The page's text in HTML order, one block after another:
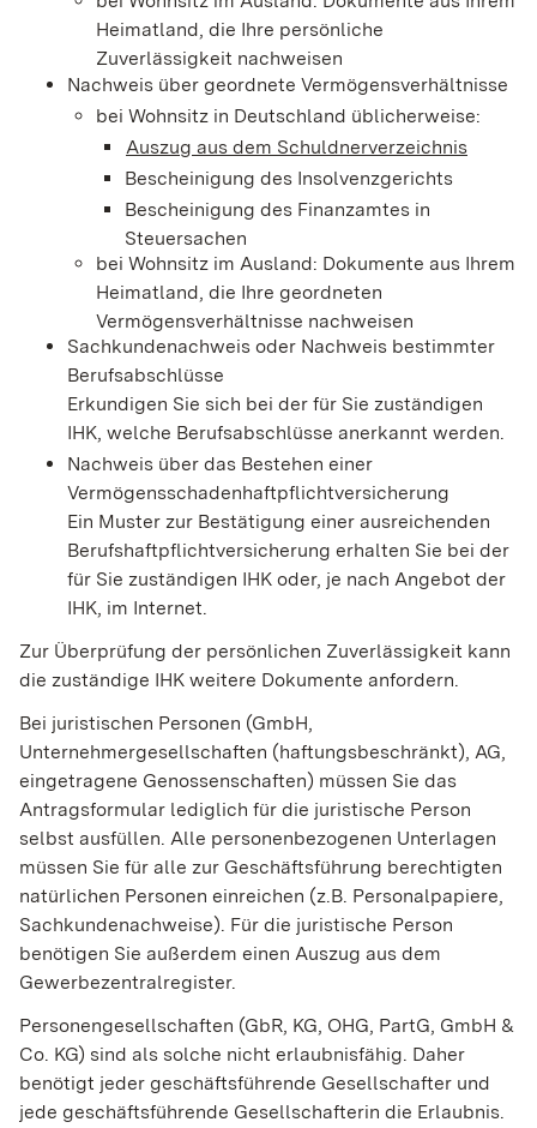
Heimatland, die Ihre persönliche
Zuverlässigkeit nachweisen
Nachweis über geordnete Vermögensverhältnisse
bei Wohnsitz in Deutschland üblicherweise:
Auszug aus dem Schuldnerverzeichnis
Bescheinigung des Insolvenzgerichts
Bescheinigung des Finanzamtes in
Steuersachen
bei Wohnsitz im Ausland: Dokumente aus Ihrem
Heimatland, die Ihre geordneten
Vermögensverhältnisse nachweisen
Sachkundenachweis oder Nachweis bestimmter
Berufsabschlüsse
Erkundigen Sie sich bei der für Sie zuständigen
IHK, welche Berufsabschlüsse anerkannt werden.
Nachweis über das Bestehen einer
Vermögensschadenhaftpflichtversicherung
Ein Muster zur Bestätigung einer ausreichenden
Berufshaftpflichtversicherung erhalten Sie bei der
für Sie zuständigen IHK oder, je nach Angebot der
IHK, im Internet.
Zur Überprüfung der persönlichen Zuverlässigkeit kann
die zuständige IHK weitere Dokumente anfordern.
Bei juristischen Personen (GmbH,
Unternehmergesellschaften (haftungsbeschränkt), AG,
eingetragene Genossenschaften) müssen Sie das
Antragsformular lediglich für die juristische Person
selbst ausfüllen. Alle personenbezogenen Unterlagen
müssen Sie für alle zur Geschäftsführung berechtigten
natürlichen Personen einreichen (z.B. Personalpapiere,
Sachkundenachweise). Für die juristische Person
benötigen Sie außerdem einen Auszug aus dem
Gewerbezentralregister.
Personengesellschaften (GbR, KG, OHG, PartG, GmbH &
Co. KG) sind als solche nicht erlaubnisfähig. Daher
benötigt jeder geschäftsführende Gesellschafter und
jede geschäftsführende Gesellschafterin die Erlaubnis.